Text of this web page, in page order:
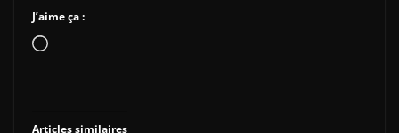
J’aime ça :
Chargement…
Articles similaires